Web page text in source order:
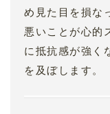
め見た目を損な
悪いことが心的
に抵抗感が強く
を及ぼします。